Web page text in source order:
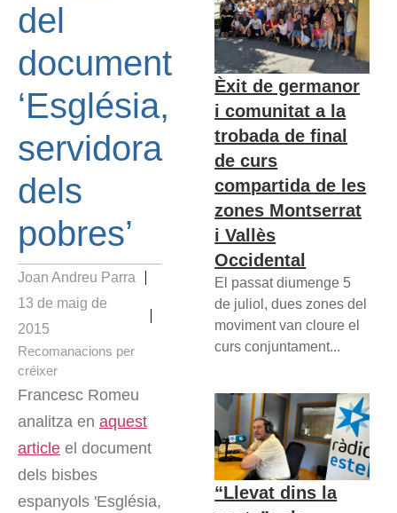
del
document
‘Església,
servidora
dels
pobres’
Joan Andreu Parra
13 de maig de
2015
Recomanacions per
créixer
Francesc Romeu
analitza en aquest
article el document
dels bisbes
espanyols 'Església,
Èxit de germanor
i comunitat a la
trobada de final
de curs
compartida de les
zones Montserrat
i Vallès
Occidental
El passat diumenge 5
de juliol, dues zones del
moviment van cloure el
curs conjuntament...
“Llevat dins la